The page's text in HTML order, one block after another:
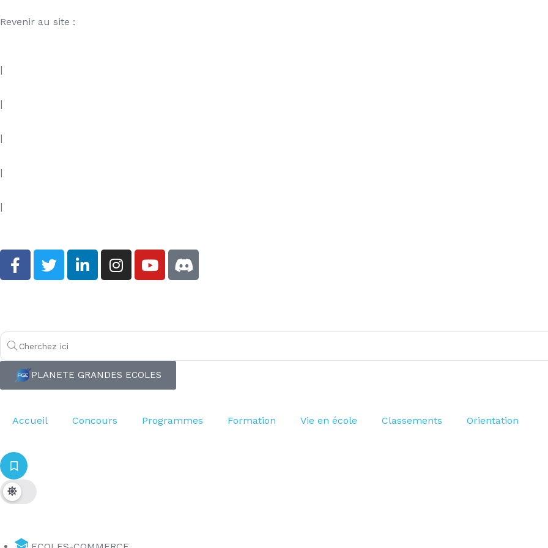
Revenir au site :
|
|
|
|
|
PLANETE GRANDES ECOLES
Accueil Concours Programmes Formation Vie en école Classements Orientation